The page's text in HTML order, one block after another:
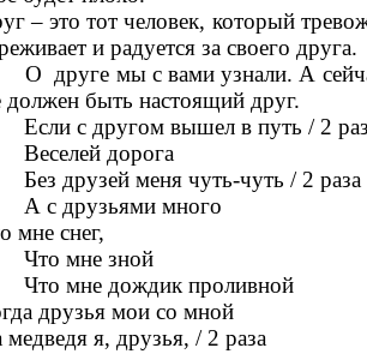
– это тот человек, который
и радуется за своего друга.
мы с вами узнали. А
должен быть настоящий друг.
с другом вышел в путь / 2
дорога
друзей меня чуть-чуть / 2 раза
друзьями много
мне снег,
мне зной
мне дождик проливной
друзья мои со мной
я, друзья, / 2 раза